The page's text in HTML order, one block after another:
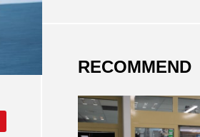
RECOMMEND